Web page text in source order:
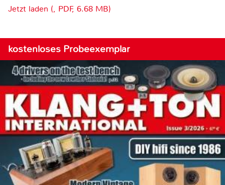
Jetzt laden (, PDF, 6.68 MB)
kostenloses Probeexemplar